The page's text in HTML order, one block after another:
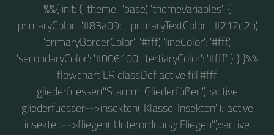
%%{ init: { 'theme': 'base', 'themeVariables': {
'primaryColor': '#83a09c', 'primaryTextColor': '#212d2b',
'primaryBorderColor': '#fff', 'lineColor': '#fff',
'secondaryColor': '#006100', 'tertiaryColor': '#fff' } } }%%
flowchart LR classDef active fill:#fff
gliederfuesser("Stamm: Gliederfüßer"):::active
gliederfuesser-->insekten("Klasse: Insekten"):::active
insekten-->fliegen("Unterordnung: Fliegen"):::active